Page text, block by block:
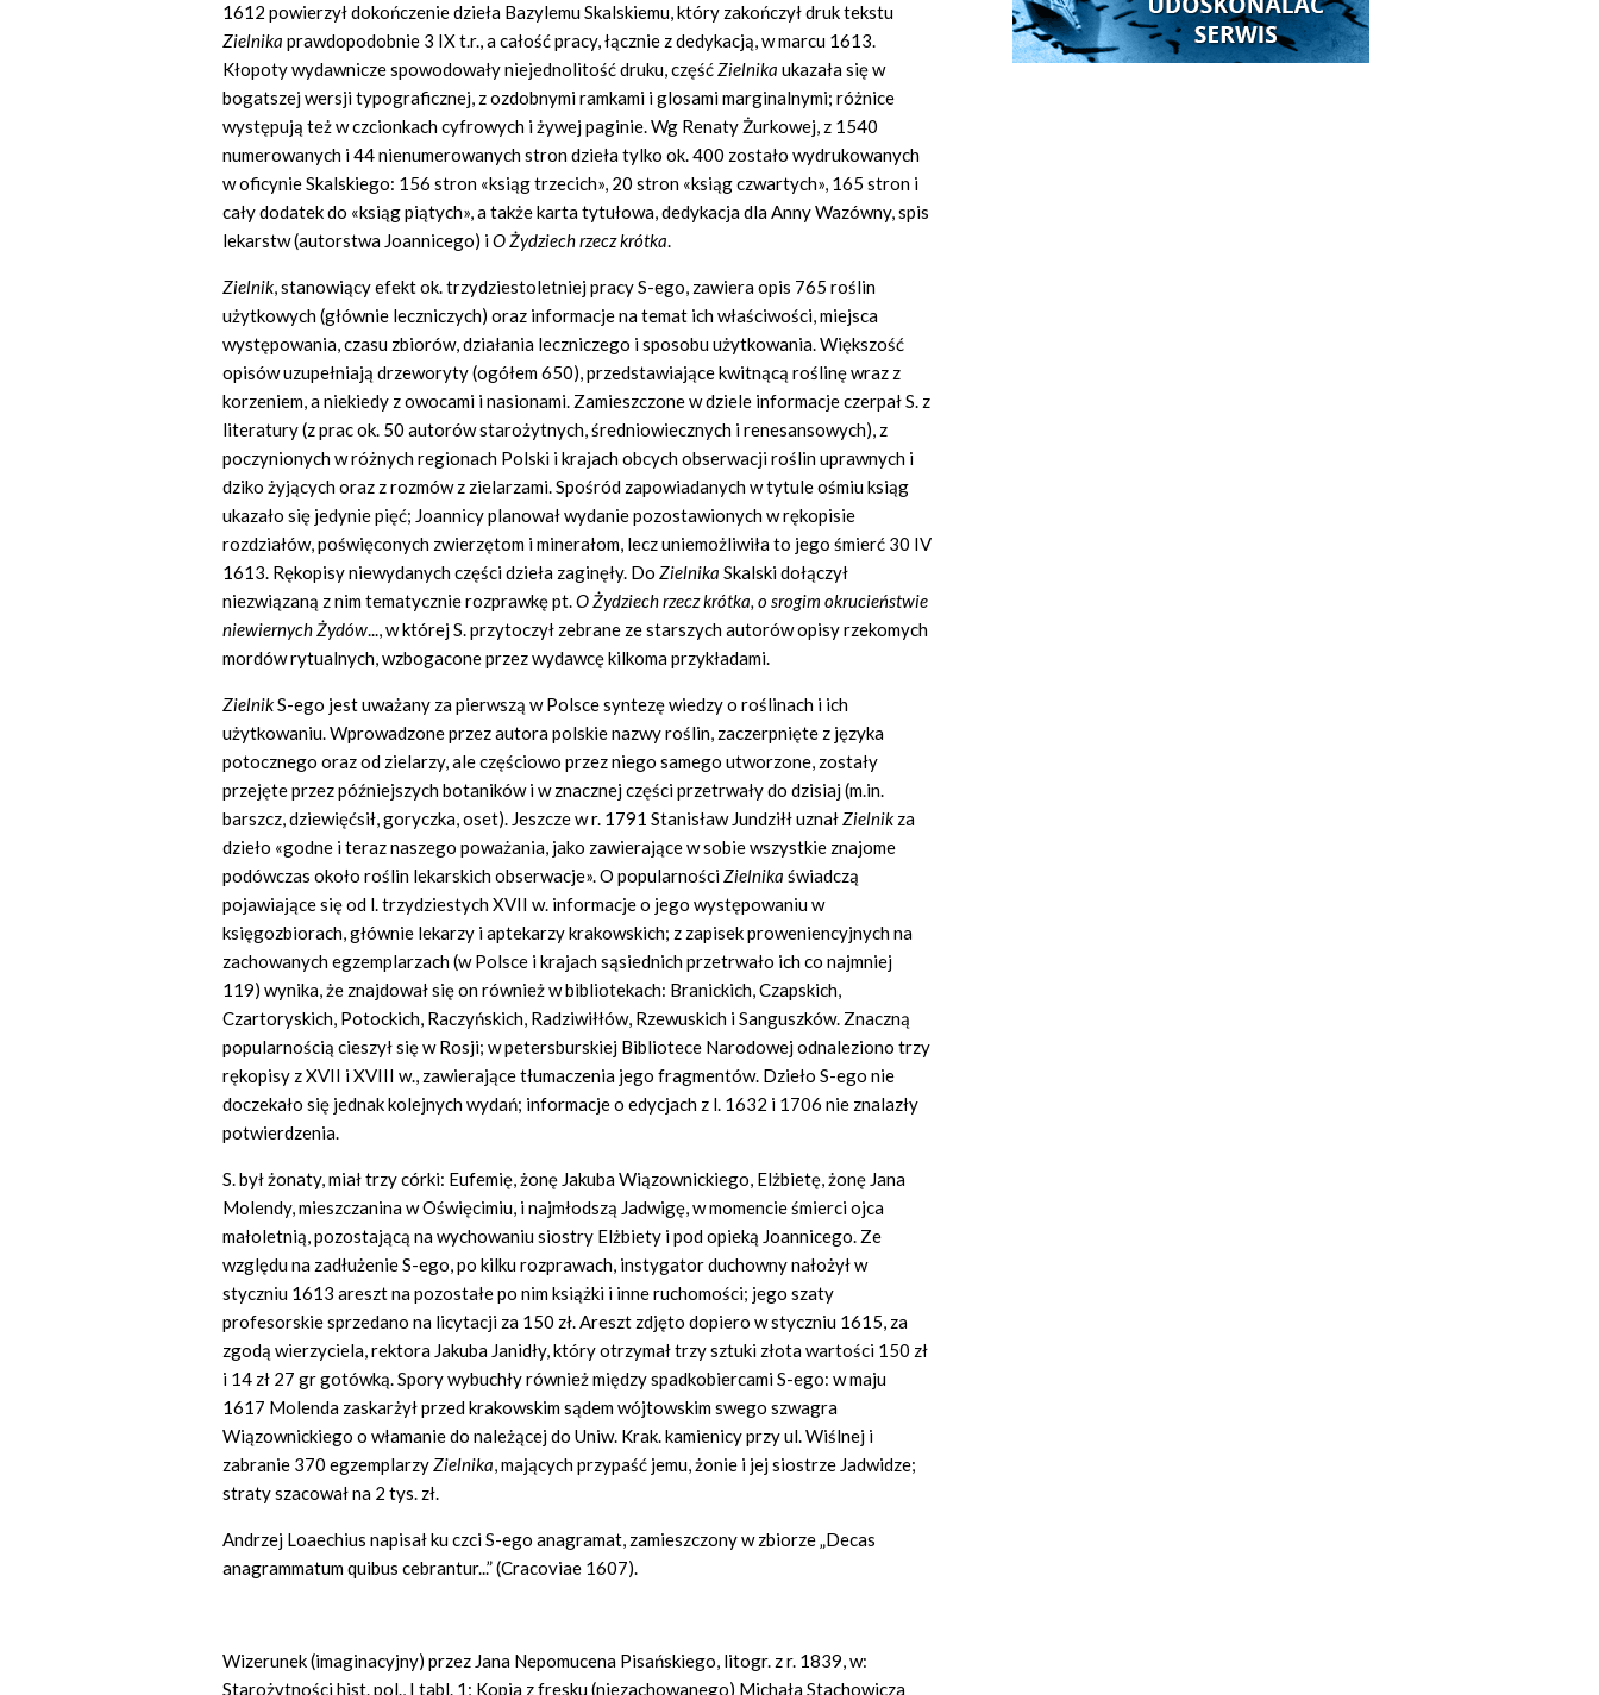
1612 powierzył dokończenie dzieła Bazylemu Skalskiemu, który zakończył druk tekstu
Zielnika prawdopodobnie 3 IX t.r., a całość pracy, łącznie z dedykacją, w marcu 1613.
Kłopoty wydawnicze spowodowały niejednolitość druku, częśćZielnika ukazała się w
bogatszej wersji typograficznej, z ozdobnymi ramkami i glosami marginalnymi; różnice
występują też w czcionkach cyfrowych i żywej paginie. Wg Renaty Żurkowej, z 1540
numerowanych i 44 nienumerowanych stron dzieła tylko ok. 400 zostało wydrukowanych
w oficynie Skalskiego: 156 stron «ksiąg trzecich», 20 stron «ksiąg czwartych», 165 stron i
cały dodatek do «ksiąg piątych», a także karta tytułowa, dedykacja dla Anny Wazówny, spis
lekarstw (autorstwa Joannicego) iOŻydziech rzecz krótka.
Zielnik, stanowiący efekt ok. trzydziestoletniej pracy S-ego, zawiera opis 765 roślin
użytkowych (głównie leczniczych) oraz informacje na temat ich właściwości, miejsca
występowania, czasu zbiorów, działania leczniczego i sposobu użytkowania. Większość
opisów uzupełniają drzeworyty (ogółem 650), przedstawiające kwitnącą roślinę wraz z
korzeniem, a niekiedy z owocami i nasionami. Zamieszczone w dziele informacje czerpał S. z
literatury (z prac ok. 50 autorów starożytnych, średniowiecznych i renesansowych), z
poczynionych w różnych regionach Polski i krajach obcych obserwacji roślin uprawnych i
dziko żyjących oraz z rozmów z zielarzami. Spośród zapowiadanych w tytule ośmiu ksiąg
ukazało się jedynie pięć; Joannicy planował wydanie pozostawionych w rękopisie
rozdziałów, poświęconych zwierzętom i minerałom, lecz uniemożliwiła to jego śmierć 30 IV
1613. Rękopisy niewydanych części dzieła zaginęły. Do Zielnika Skalski dołączył
niezwiązaną z nim tematycznie rozprawkę pt.OŻydziech rzecz krótka, o srogim okrucieństwie
niewiernychŻydów..., w której S. przytoczył zebrane ze starszych autorów opisy rzekomych
mordów rytualnych, wzbogacone przez wydawcę kilkoma przykładami.
ZielnikS-ego jest uważany za pierwszą w Polsce syntezę wiedzy o roślinach i ich
użytkowaniu. Wprowadzone przez autora polskie nazwy roślin, zaczerpnięte z języka
potocznego oraz od zielarzy, ale częściowo przez niego samego utworzone, zostały
przejęte przez późniejszych botaników i w znacznej części przetrwały do dzisiaj (m.in.
barszcz, dziewięćsił, goryczka, oset). Jeszcze w r. 1791 Stanisław Jundziłł uznałZielnik za
dzieło «godne i teraz naszego poważania, jako zawierające w sobie wszystkie znajome
podówczas około roślin lekarskich obserwacje». O popularnościZielnika świadczą
pojawiające się od l. trzydziestych XVII w. informacje o jego występowaniu w
księgozbiorach, głównie lekarzy i aptekarzy krakowskich; z zapisek proweniencyjnych na
zachowanych egzemplarzach (w Polsce i krajach sąsiednich przetrwało ich co najmniej
119) wynika, że znajdował się on również w bibliotekach: Branickich, Czapskich,
Czartoryskich, Potockich, Raczyńskich, Radziwiłłów, Rzewuskich i Sanguszków. Znaczną
popularnością cieszył się w Rosji; w petersburskiej Bibliotece Narodowej odnaleziono trzy
rękopisy z XVII i XVIII w., zawierające tłumaczenia jego fragmentów. Dzieło S-ego nie
doczekało się jednak kolejnych wydań; informacje o edycjach z l. 1632 i 1706 nie znalazły
potwierdzenia.
S. był żonaty, miał trzy córki: Eufemię, żonę Jakuba Wiązownickiego, Elżbietę, żonę Jana
Molendy, mieszczanina w Oświęcimiu, i najmłodszą Jadwigę, w momencie śmierci ojca
małoletnią, pozostającą na wychowaniu siostry Elżbiety i pod opieką Joannicego. Ze
względu na zadłużenie S-ego, po kilku rozprawach, instygator duchowny nałożył w
styczniu 1613 areszt na pozostałe po nim książki i inne ruchomości; jego szaty
profesorskie sprzedano na licytacji za 150 zł. Areszt zdjęto dopiero w styczniu 1615, za
zgodą wierzyciela, rektora Jakuba Janidły, który otrzymał trzy sztuki złota wartości 150 zł
i 14 zł 27 gr gotówką. Spory wybuchły również między spadkobiercami S-ego: w maju
1617 Molenda zaskarżył przed krakowskim sądem wójtowskim swego szwagra
Wiązownickiego o włamanie do należącej do Uniw. Krak. kamienicy przy ul. Wiślnej i
zabranie 370 egzemplarzyZielnika, mających przypaść jemu, żonie i jej siostrze Jadwidze;
straty szacował na 2 tys. zł.
Andrzej Loaechius napisał ku czci S-ego anagramat, zamieszczony w zbiorze „Decas
anagrammatum quibus cebrantur...” (Cracoviae 1607).
Wizerunek (imaginacyjny) przez Jana Nepomucena Pisańskiego, litogr. z r. 1839, w:
Starożytności hist. pol., I tabl. 1; Kopia z fresku (niezachowanego) Michała Stachowicza